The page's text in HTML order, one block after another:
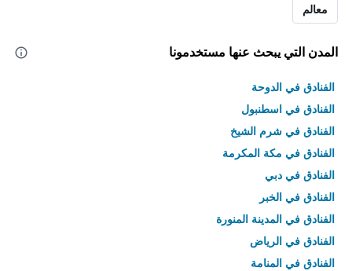
معالم
المدن التي يبحث عنها مستخدمونا
الفنادق في الدوحة
الفنادق في اسطنبول
الفنادق في شرم الشيخ
الفنادق في مكة المكرمة
الفنادق في دبي
الفنادق في الخبر
الفنادق في المدينة المنورة
الفنادق في الرياض
الفنادق في المنامة